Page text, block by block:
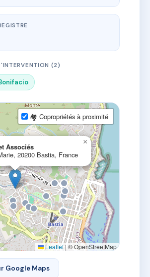
(2)
Associés
20200 Bastia, France
×
🏘 Copropriétés à proximité
Leaflet | © OpenStreetMap
Google Maps